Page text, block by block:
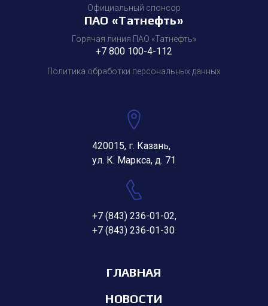
Официальный спонсор
ПАО «Татнефть»
Горячая линия ПАО «Татнефть»
+7 800 100-4-112
Политика обработки персональных данных
420015, г. Казань,
ул. К. Маркса, д. 71
+7 (843) 236-01-02,
+7 (843) 236-01-30
ГЛАВНАЯ
НОВОСТИ